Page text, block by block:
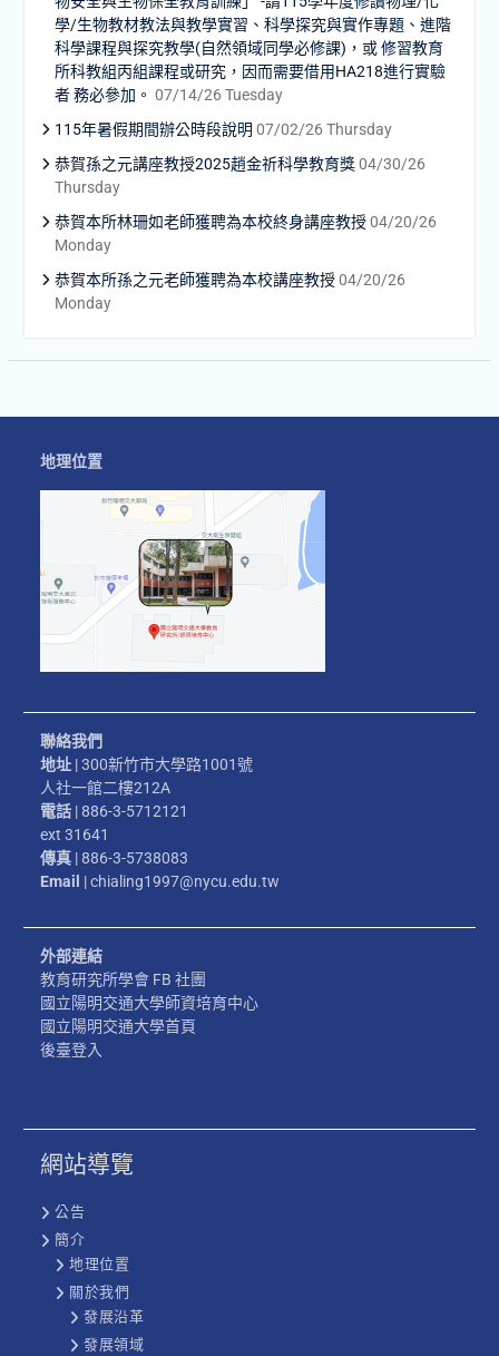
學/生物教材教法與教學實習、科學探究與實作專題、進階
科學課程與探究教學(自然領域同學必修課)，或 修習教育
所科教組丙組課程或研究，因而需要借用HA218進行實驗
者 務必參加。 07/14/26 Tuesday
115年暑假期間辦公時段說明 07/02/26 Thursday
恭賀孫之元講座教授2025趙金祈科學教育獎 04/30/26
Thursday
恭賀本所林珊如老師獲聘為本校終身講座教授 04/20/26
Monday
恭賀本所孫之元老師獲聘為本校講座教授 04/20/26
Monday
地理位置
聯絡我們
地址 | 300新竹市大學路1001號
人社一館二樓212A
電話 | 886-3-5712121
ext 31641
傳真 | 886-3-5738083
Email | chialing1997@nycu.edu.tw
外部連結
教育研究所學會 FB 社團
國立陽明交通大學師資培育中心
國立陽明交通大學首頁
後臺登入
網站導覽
公告
簡介
地理位置
關於我們
發展沿革
發展領域